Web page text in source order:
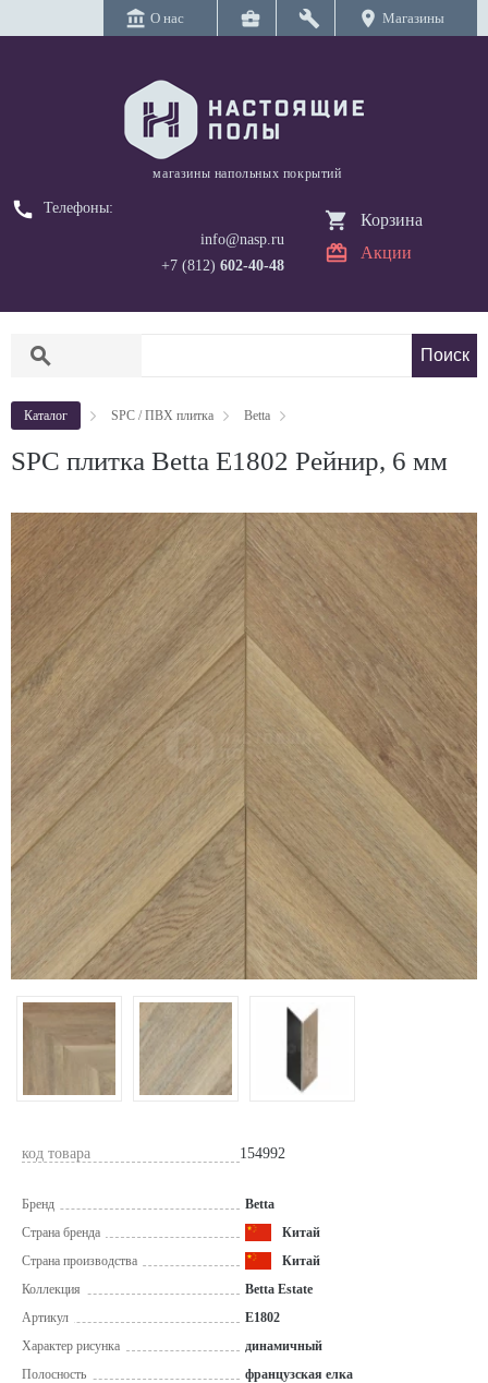
account_balance О нас business_center build location_on Магазины
магазины напольных покрытий
call
Телефоны:
info@nasp.ru
+7 (812) 602-40-48
Корзина
Акции
search
Каталог SPC / ПВХ плитка Betta
SPC плитка Betta E1802 Рейнир, 6 мм
код товара 154992
Бренд
Betta
Страна бренда
Китай
Страна производства
Китай
Коллекция
Betta Estate
Артикул
E1802
Характер рисунка
динамичный
Полосность
французская елка